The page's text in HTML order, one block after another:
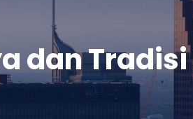
dan Tradisi